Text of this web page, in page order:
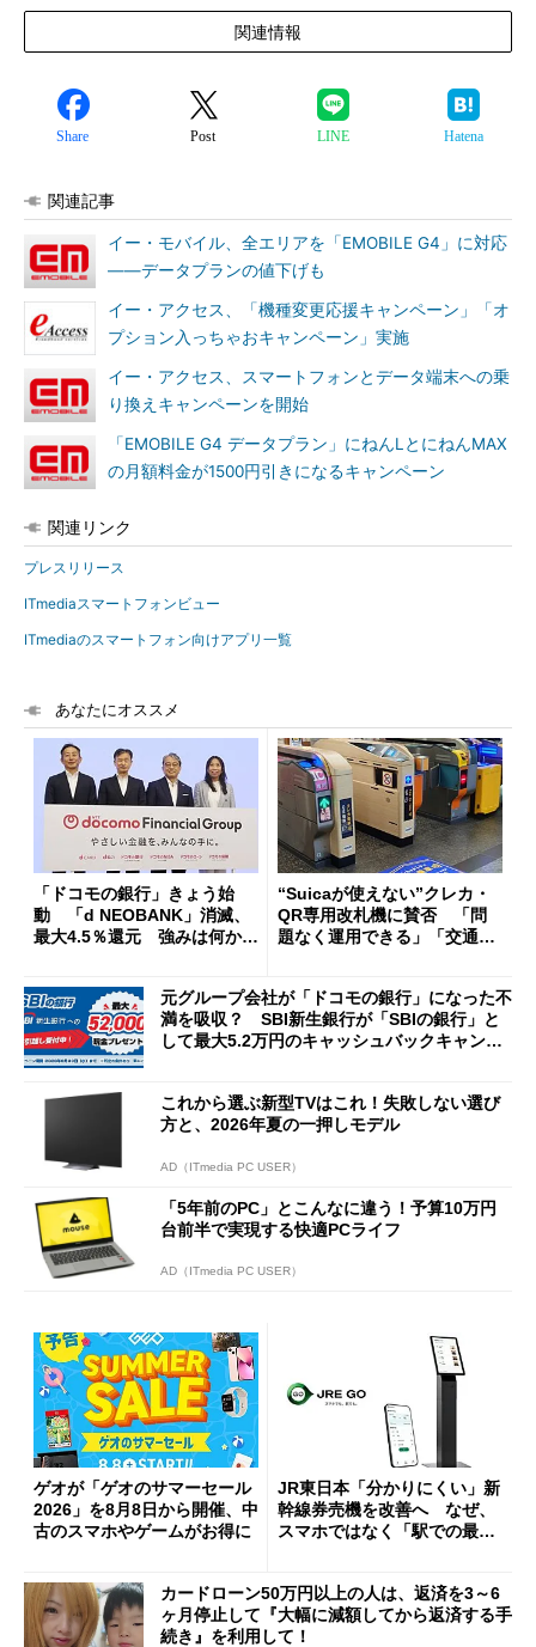
関連情報
Share Post LINE Hatena
関連記事
イー・モバイル、全エリアを「EMOBILE G4」に対応
――データプランの値下げも
イー・アクセス、「機種変更応援キャンペーン」「オ
プション入っちゃおキャンペーン」実施
イー・アクセス、スマートフォンとデータ端末への乗
り換えキャンペーンを開始
「EMOBILE G4 データプラン」にねんLとにねんMAX
の月額料金が1500円引きになるキャンペーン
関連リンク
プレスリリース
ITmediaスマートフォンビュー
ITmediaのスマートフォン向けアプリ一覧
あなたにオススメ
「ドコモの銀行」きょう始
動 「d NEOBANK」消滅、
最大4.5％還元 強みは何か解
“Suicaが使えない”クレカ・
QR専用改札機に賛否 「問
題なく運用できる」「交通系I
元グループ会社が「ドコモの銀行」になった不
満を吸収？ SBI新生銀行が「SBIの銀行」と
して最大5.2万円のキャッシュバックキャンペ
これから選ぶ新型TVはこれ！失敗しない選び
方と、2026年夏の一押しモデル
AD（ITmedia PC USER）
「5年前のPC」とこんなに違う！予算10万円
台前半で実現する快適PCライフ
AD（ITmedia PC USER）
ゲオが「ゲオのサマーセール
2026」を8月8日から開催、中
古のスマホやゲームがお得に
JR東日本「分かりにくい」新
幹線券売機を改善へ なぜ、
スマホではなく「駅での最短
カードローン50万円以上の人は、返済を3～6
ヶ月停止して『大幅に減額してから返済する手
続き』を利用して！